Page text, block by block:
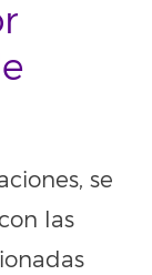
se
las